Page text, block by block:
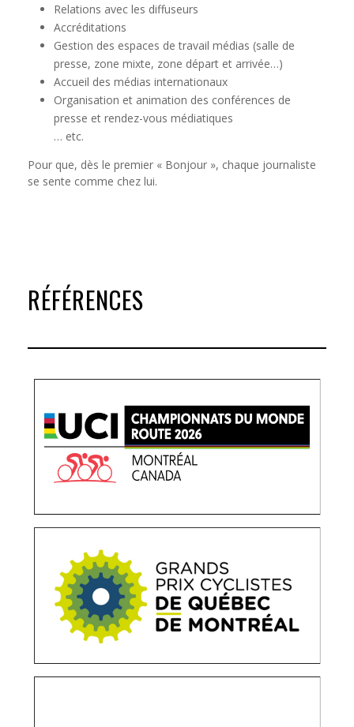
Relations avec les diffuseurs
Accréditations
Gestion des espaces de travail médias (salle de
presse, zone mixte, zone départ et arrivée…)
Accueil des médias internationaux
Organisation et animation des conférences de
presse et rendez-vous médiatiques
… etc.
Pour que, dès le premier « Bonjour », chaque journaliste
se sente comme chez lui.
RÉFÉRENCES
CONSEIL
GRANDS PRIX CYCLISTES QUÉBEC ET MONTRÉAL
OPÉRATIONS MÉDIAS
CRITÉRIUM DE LA PREMIÈRE NEIGE